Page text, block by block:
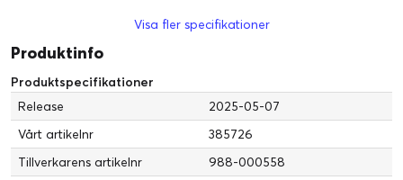
Vikt:
230 g
Bredd:
11.5 cm
Höjd:
Längd:
11.5 cm
Visa fler specifikationer
Produktinfo
Produktspecifikationer
Release
2025-05-07
Vårt artikelnr
385726
Tillverkarens artikelnr
988-000558